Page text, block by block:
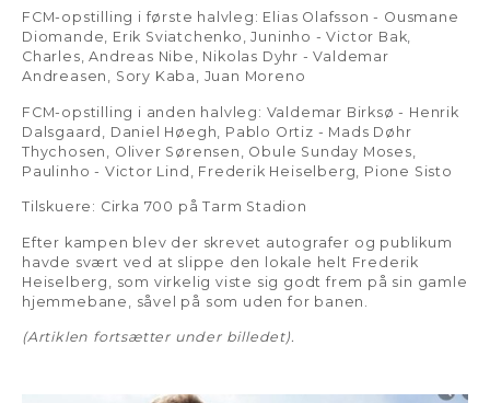
FCM-opstilling i første halvleg: Elias Olafsson - Ousmane
Diomande, Erik Sviatchenko, Juninho - Victor Bak,
Charles, Andreas Nibe, Nikolas Dyhr - Valdemar
Andreasen, Sory Kaba, Juan Moreno
FCM-opstilling i anden halvleg: Valdemar Birksø - Henrik
Dalsgaard, Daniel Høegh, Pablo Ortiz - Mads Døhr
Thychosen, Oliver Sørensen, Obule Sunday Moses,
Paulinho - Victor Lind, Frederik Heiselberg, Pione Sisto
Tilskuere: Cirka 700 på Tarm Stadion
Efter kampen blev der skrevet autografer og publikum
havde svært ved at slippe den lokale helt Frederik
Heiselberg, som virkelig viste sig godt frem på sin gamle
hjemmebane, såvel på som uden for banen.
(Artiklen fortsætter under billedet).